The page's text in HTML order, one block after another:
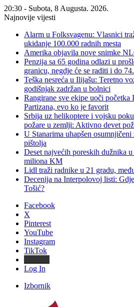
20:30 - Subota, 8 Augusta. 2026.
Najnovije vijesti
Alarm u Folksvagenu: Vlasnici
ukidanje 100.000 radnih mesta
Amerika objavila nove snimke
Penzija sa 65 godina odlazi u
granicu, negdje će se raditi i do
Teška nesreća u Ilijašu: Teretno
godišnjak zadržan u bolnici
Rangirane sve ekipe uoči početka
Partizana, evo ko je favorit
Srbija uz helikoptere i vojsku
požare u zemlji: Aktivno devet
U Stanarima uhapšen
pištolja
Deset najvećih poreskih dužnika
miliona KM
Lidl traži radnike u 21 gradu,
Decenija na Interpolovoj listi:
Tošić?
Facebook
X
Pinterest
YouTube
Instagram
TikTok
Log In
Izbornik